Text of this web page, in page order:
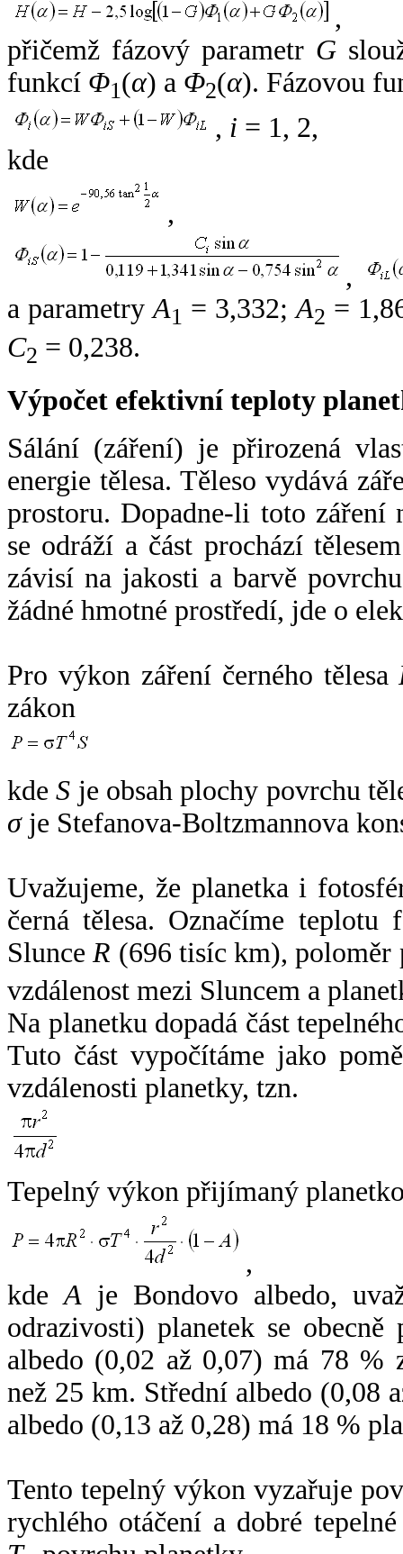
,
přičemž fázový parametr G
funkcí Φ1(α) a Φ2(α). Fázovou
, i = 1, 2,
kde
,
,
a parametryA1 = 3,332;A2 =
C2 = 0,238.
Výpočet efektivní teploty
Sálání (záření) je přirozená
energie tělesa. Těleso vydává
prostoru. Dopadne-li toto záření
se odráží a část prochází
závisí na jakosti a barvě
žádné hmotné prostředí, jde o
Pro výkon záření černého tělesa
zákon
kdeS je obsah plochy povrchu
σje Stefanova-Boltzmannova
Uvažujeme, že planetka i
černá tělesa. Označíme
SlunceR (696 tisíc km),
vzdálenost mezi Sluncem a
Na planetku dopadá část
Tuto část vypočítáme jako
vzdálenosti planetky, tzn.
Tepelný výkon přijímaný
,
kdeA je Bondovo albedo,
odrazivosti) planetek se
albedo (0,02 až 0,07) má 78 %
než 25 km. Střední albedo (0,08
albedo (0,13 až 0,28) má 18 %
Tento tepelný výkon vyzařuje
rychlého otáčení a dobré